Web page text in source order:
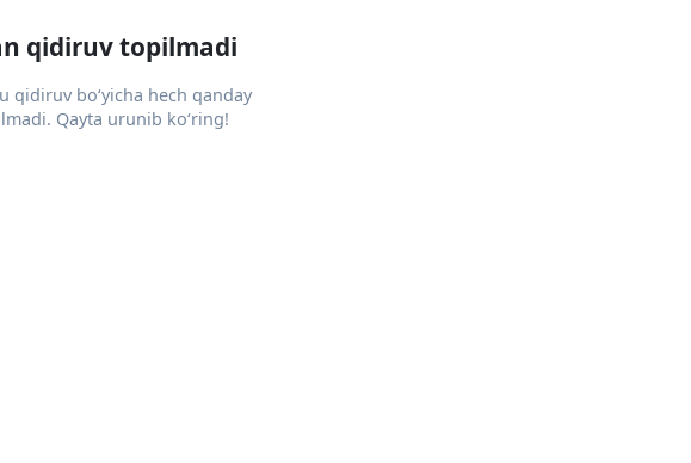
qidiruv topilmadi
qidiruv bo‘yicha hech qanday
Qayta urunib ko‘ring!